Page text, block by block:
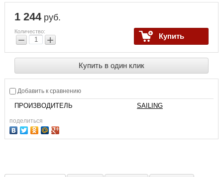
1 244руб.
Количество:
− + Купить
Купить в один клик
Добавить к сравнению
ПРОИЗВОДИТЕЛЬ SAILING
поделиться